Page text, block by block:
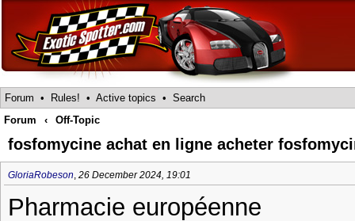
Forum • Rules! • Active topics • Search
Forum
‹ Off-Topic
fosfomycine achat en ligne acheter
GloriaRobeson, 26 December 2024, 19:01
Pharmacie européenne